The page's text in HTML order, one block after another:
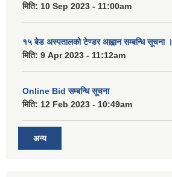
मिति: 10 Sep 2023 - 11:00am
१५ बेड अस्पतालको टेण्डर आह्वान सम्बन्धि सूचना ।
मिति: 9 Apr 2023 - 11:12am
Online Bid सम्बन्धि सूचना
मिति: 12 Feb 2023 - 10:49am
अन्य